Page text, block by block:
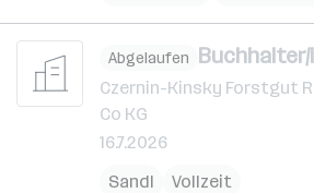
Abgelaufen Buchhalter/
Czernin-Kinsky Forstgut
Co KG
16.7.2026
Sandl
Vollzeit